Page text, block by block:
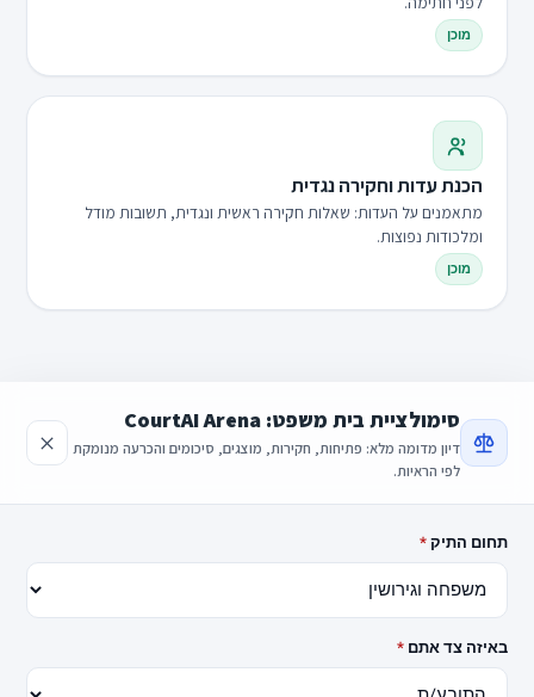
מוכן
הכנת עדות וחקירה נגדית
מתאמנים על העדות: שאלות חקירה ראשית ונגדית, תשובות מודל
ומלכודות נפוצות.
מוכן
סימולציית בית משפט: CourtAI Arena
דיון מדומה מלא: פתיחות, חקירות, מוצגים, סיכומים והכרעה מנומקת
לפי הראיות.
תחום התיק*
באיזה צד אתם *
פורטל משפטי מתקדם המציע מידע מקצועי, מדריכים, וחיבור ישיר
לעורכי דין מתאימים בישראל, הכל בממשק אחד.
☎
0525101555
✉ info@jus-tice.co.il